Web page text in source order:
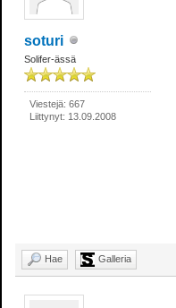
soturi
Solifer-ässä
Viestejä: 667
Liittynyt: 13.09.2008
Hae Galleria